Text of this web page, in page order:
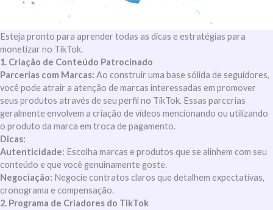
Esteja pronto para aprender todas as dicas e estratégias para
monetizar no TikTok.
1. Criação de Conteúdo Patrocinado
Parcerias com Marcas: Ao construir uma base sólida de seguidores,
você pode atrair a atenção de marcas interessadas em promover
seus produtos através de seu perfil no TikTok. Essas parcerias
geralmente envolvem a criação de vídeos mencionando ou utilizando
o produto da marca em troca de pagamento.
Dicas:
Autenticidade: Escolha marcas e produtos que se alinhem com seu
conteúdo e que você genuinamente goste.
Negociação: Negocie contratos claros que detalhem expectativas,
cronograma e compensação.
2. Programa de Criadores do TikTok